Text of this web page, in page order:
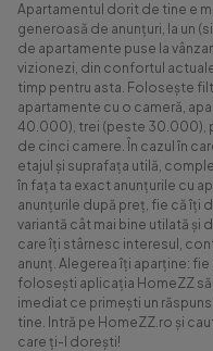
Apartamentul dorit de tine e
generoasă de anunțuri, la un
de apartamente puse la
vizionezi, din confortul
timp pentru asta. Folosește
apartamente cu o cameră,
40.000), trei (peste 30.000),
de cinci camere. În cazul în
etajul și suprafața utilă,
în fața ta exact anunțurile cu
anunțurile după preț, fie că îți
variantă cât mai bine utilată și
care îți stârnesc interesul,
anunț. Alegerea îți aparține:
folosești aplicația HomeZZ să
imediat ce primești un
tine. Intră pe HomeZZ.ro și
care ți-l dorești!